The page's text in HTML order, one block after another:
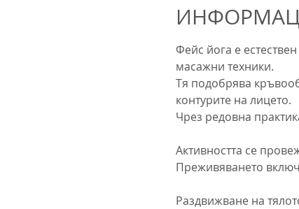
Фейс йога е
масажни техники.
Тя подобрява
контурите на лицето.
Чрез редовна
Активността се
Преживяването
Раздвижване на